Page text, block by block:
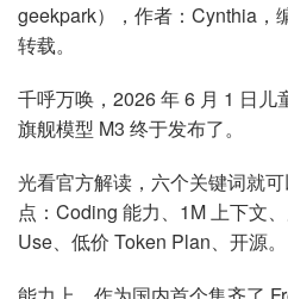
geekpark），作者： Cynthia
转载。
千呼万唤，2026 年 6 月 1 日
旗舰模型 M3 终于发布了。
光看官方解读，六个关键词就
点：Coding 能力、1M 上下文
Use、低价 Token Plan、开源。